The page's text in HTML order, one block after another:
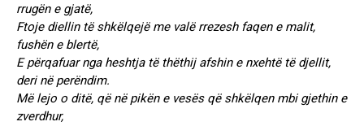
rrugën e gjatë,
Ftoje diellin të shkëlqejë me valë rrezesh faqen e malit,
fushën e blertë,
E përqafuar nga heshtja të thëthij afshin e nxehtë të djellit,
deri në perëndim.
Më lejo o ditë, që në pikën e vesës që shkëlqen mbi gjethin e
zverdhur,